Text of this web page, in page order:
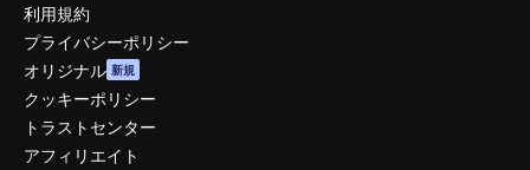
利用規約
プライバシーポリシー
オリジナル 新規
クッキーポリシー
トラストセンター
アフィリエイト